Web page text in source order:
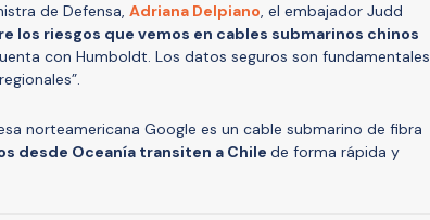
de Defensa, Adriana Delpiano, el embajador Judd
los riesgos que vemos en cables submarinos chinos
con Humboldt. Los datos seguros son fundamentales
norteamericana Google es un cable submarino de fibra
desde Oceanía transiten a Chile de forma rápida y